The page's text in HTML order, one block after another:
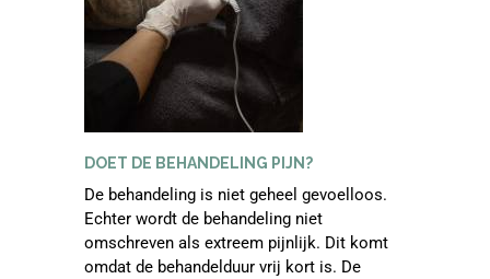
DOET DE BEHANDELING PIJN?
De behandeling is niet geheel gevoelloos.
Echter wordt de behandeling niet
omschreven als extreem pijnlijk. Dit komt
omdat de behandelduur vrij kort is. De